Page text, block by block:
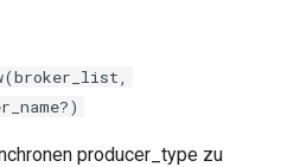
producer_type zu